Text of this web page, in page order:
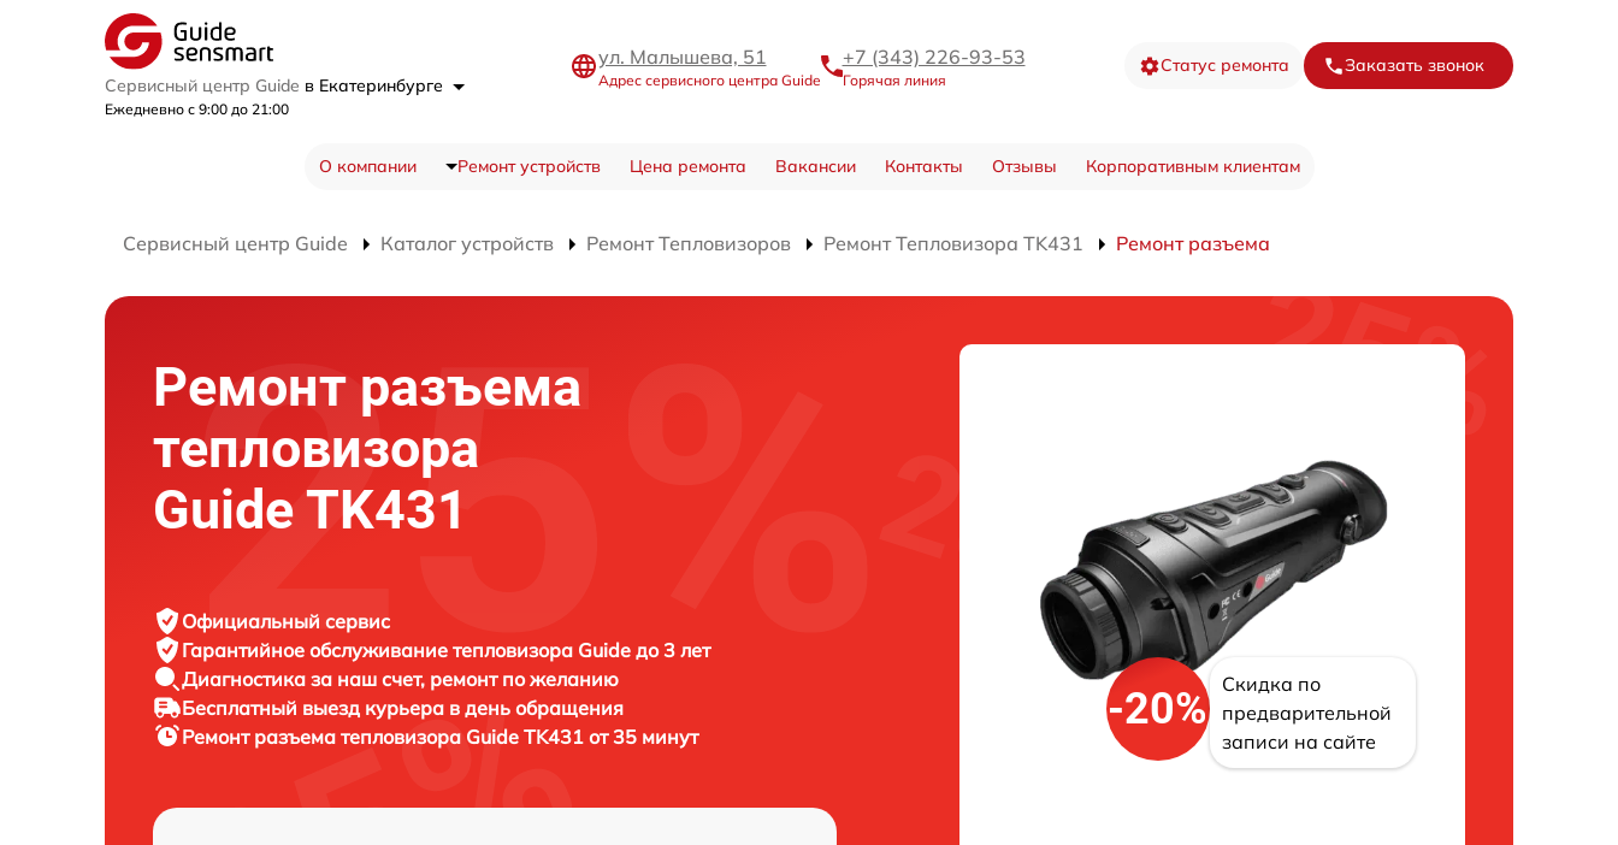
Сервисный центр Guide в Екатеринбурге
Ежедневно с 9:00 до 21:00
ул. Малышева, 51
Адрес сервисного центра Guide
+7 (343) 226-93-53
Горячая линия
Статус ремонта Заказать звонок
О компании Ремонт устройств Цена ремонта Вакансии Контакты Отзывы Корпоративным клиентам
Сервисный центр Guide Каталог устройств Ремонт Тепловизоров Ремонт Тепловизора TK431 Ремонт разъема
Ремонт разъема
тепловизора
Guide TK431
Официальный сервис
Гарантийное обслуживание тепловизора Guide до 3 лет
Диагностика за наш счет, ремонт по желанию
Бесплатный выезд курьера в день обращения
Ремонт разъема тепловизора Guide TK431 от 35 минут
-20%
Скидка по
предварительной
записи на сайте